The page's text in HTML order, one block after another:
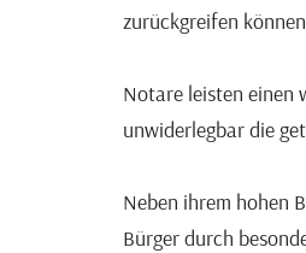
zurückgreifen
Notare leisten einen
unwiderlegbar die
Neben ihrem hohen
Bürger durch